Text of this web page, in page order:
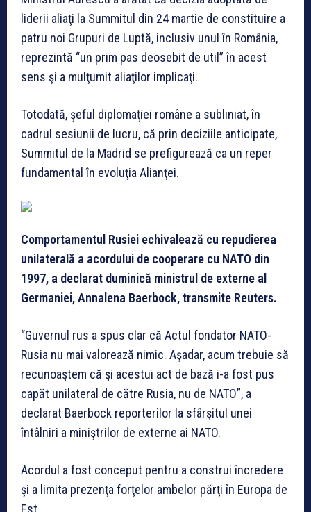
liderii aliaţi la Summitul din 24 martie de constituire a
patru noi Grupuri de Luptă, inclusiv unul în România,
reprezintă “un prim pas deosebit de util” în acest
sens şi a mulţumit aliaţilor implicaţi.
Totodată, şeful diplomaţiei române a subliniat, în
cadrul sesiunii de lucru, că prin deciziile anticipate,
Summitul de la Madrid se prefigurează ca un reper
fundamental în evoluţia Alianţei.
Comportamentul Rusiei echivalează cu repudierea
unilaterală a acordului de cooperare cu NATO din
1997, a declarat duminică ministrul de externe al
Germaniei, Annalena Baerbock, transmite Reuters.
“Guvernul rus a spus clar că Actul fondator NATO-
Rusia nu mai valorează nimic. Aşadar, acum trebuie să
recunoaştem că şi acestui act de bază i-a fost pus
capăt unilateral de către Rusia, nu de NATO”, a
declarat Baerbock reporterilor la sfârşitul unei
întâlniri a miniştrilor de externe ai NATO.
Acordul a fost conceput pentru a construi încredere
şi a limita prezenţa forţelor ambelor părţi în Europa de
Est.